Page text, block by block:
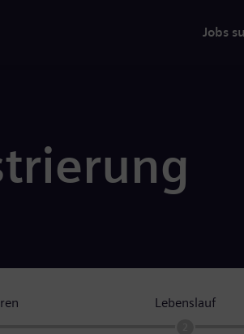
Jobs
Lebenslauf